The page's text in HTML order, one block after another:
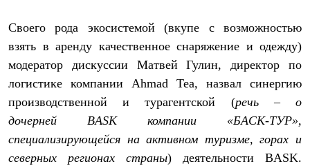
Гамаши и бахилы
Бахилы
Чуни
Уход за обувью
Головные уборы
Шапки
Кепки и бейсболки
Повязки
Своего рода экосистемой (вкупе с возможностью
взять в аренду качественное снаряжение и одежду)
модератор дискуссии Матвей Гулин, директор по
логистике компании Ahmad Tea, назвал синергию
производственной и турагентской (речь – о
дочерней BASK компании «БАСК-ТУР»,
специализирующейся на активном туризме, горах и
северных регионах страны) деятельности BASK.